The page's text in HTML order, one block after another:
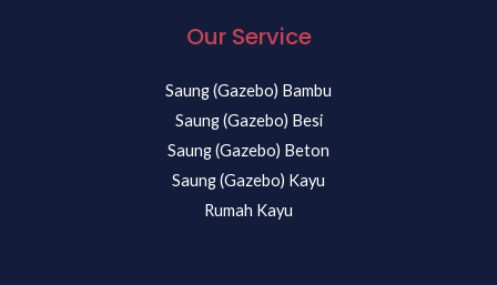
Our Service
Saung (Gazebo) Bambu
Saung (Gazebo) Besi
Saung (Gazebo) Beton
Saung (Gazebo) Kayu
Rumah Kayu